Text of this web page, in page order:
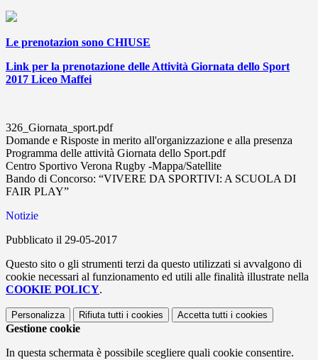
Le prenotazion sono CHIUSE
Link per la prenotazione delle Attività Giornata dello Sport
2017 Liceo Maffei
326_Giornata_sport.pdf
Domande e Risposte in merito all'organizzazione e alla presenza
Programma delle attività Giornata dello Sport.pdf
Centro Sportivo Verona Rugby -Mappa/Satellite
Bando di Concorso: “VIVERE DA SPORTIVI: A SCUOLA DI
FAIR PLAY”
Notizie
Pubblicato il 29-05-2017
Questo sito o gli strumenti terzi da questo utilizzati si avvalgono di
cookie necessari al funzionamento ed utili alle finalità illustrate nella
COOKIE POLICY.
Personalizza Rifiuta tutti i cookies Accetta tutti i cookies
Gestione cookie
In questa schermata è possibile scegliere quali cookie consentire.